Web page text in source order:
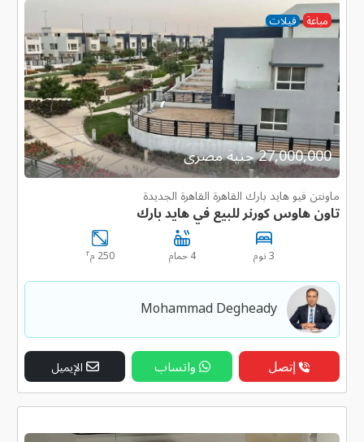
مباعة فيلات
27,000,000 جنية مصرى
ماونتن فيو هايد بارك القاهرة القاهرة الجديدة
تاون هاوس كورنر للبيع في هايد بارك
3 نوم 4 حمام 250 م ٢
Mohammad Degheady
إتصل واتساب الإيميل